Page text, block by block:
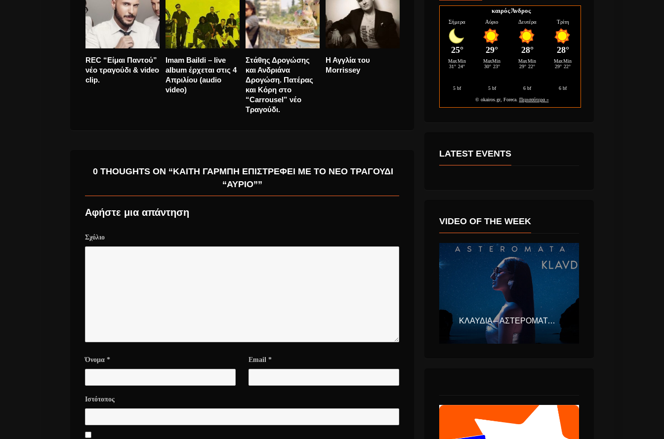
REC “Είμαι Παντού”
νέο τραγούδι & video
clip.
Imam Baildi – live
album έρχεται στις 4
Απριλίου (audio
video)
Στάθης Δρογώσης
και Ανδριάνα
Δρογώση. Πατέρας
και Κόρη στο
“Carrousel” νέο
Τραγούδι.
Η Αγγλία του
Morrissey
Βουλγαράκη η νέα
R.E.M. τραγουδούν
για το τέλος του
it)
0 THOUGHTS ON “ΚΑΊΤΗ ΓΑΡΜΠΉ ΕΠΙΣΤΡΈΦΕΙ ΜΕ ΤΟ ΝΈΟ ΤΡΑΓΟΎΔΙ
“ΑΎΡΙΟ””
Αφήστε μια απάντηση
Σχόλιο
Όνομα * Email *
Ιστότοπος
καιρός Άνδρος
LATEST EVENTS
VIDEO OF THE WEEK
ΚΛΑΥΔΊΑ – ΑΣΤΕΡΟΜΆΤΑ (EUROVISION ΕΛΛΆΔΑ 2025)